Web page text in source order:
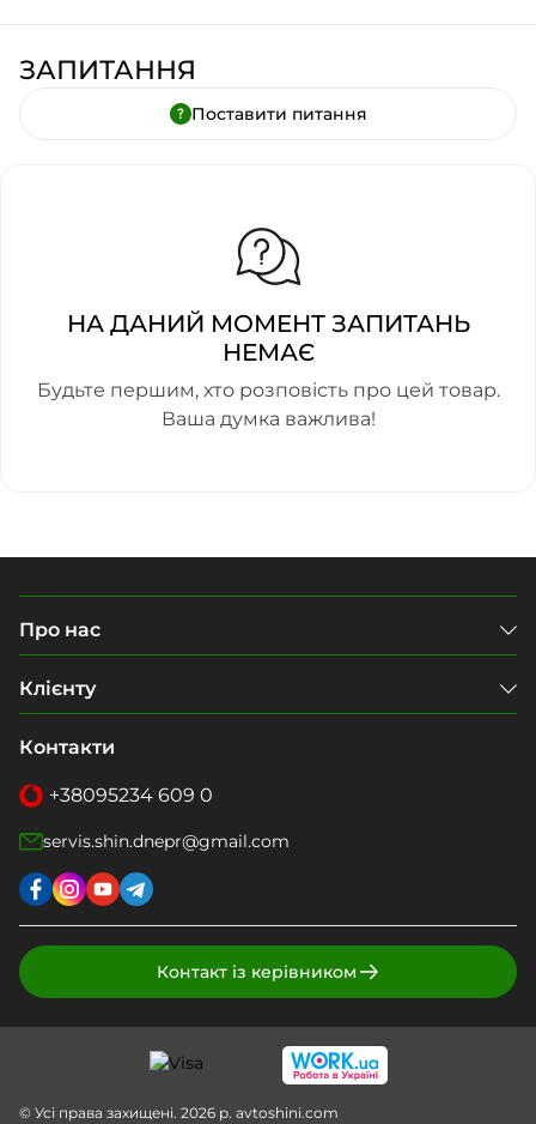
ЗАПИТАННЯ
Поставити питання
НА ДАНИЙ МОМЕНТ ЗАПИТАНЬ
НЕМАЄ
Будьте першим, хто розповість про цей товар.
Ваша думка важлива!
Про нас
Клієнту
Контакти
+38095234 609 0
servis.shin.dnepr@gmail.com
Контакт із керівником
© Усі права захищені. 2026 р. avtoshini.com